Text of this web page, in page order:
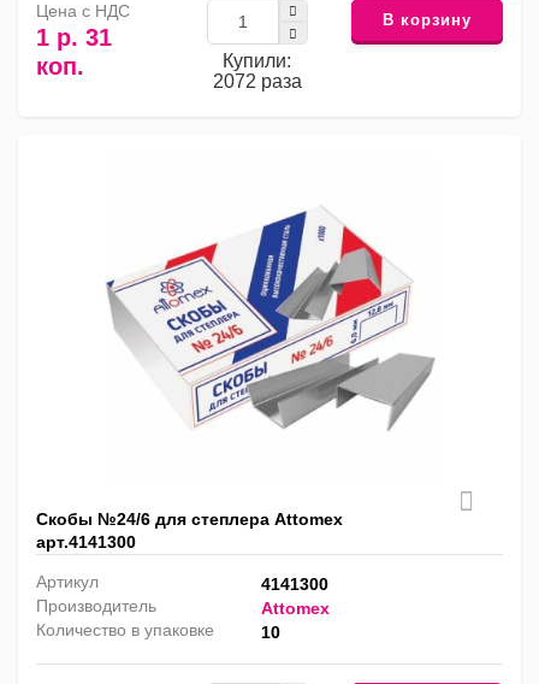
Цена с НДС
1 р. 31
коп.
Купили:
2072 раза
В корзину
Скобы №24/6 для степлера Attomex
арт.4141300
Артикул
4141300
Производитель
Attomex
Количество в упаковке
10